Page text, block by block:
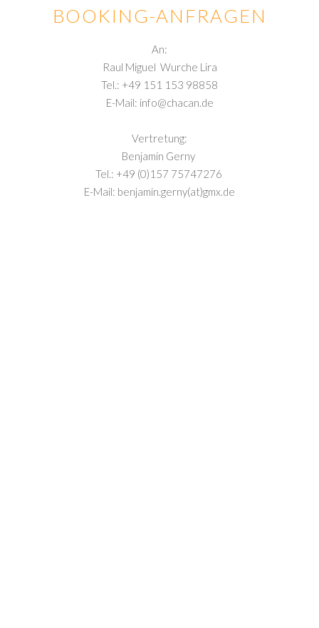
BOOKING-ANFRAGEN
An:
Raul Miguel Wurche Lira
Tel.: +49 151 153 98858
E-Mail: info@chacan.de
Vertretung:
Benjamin Gerny
Tel.: +49 (0)157 75747276
E-Mail: benjamin.gerny(at)gmx.de